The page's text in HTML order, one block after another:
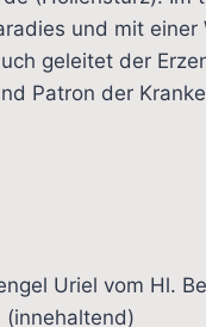
und mit
geleitet der
Patron der